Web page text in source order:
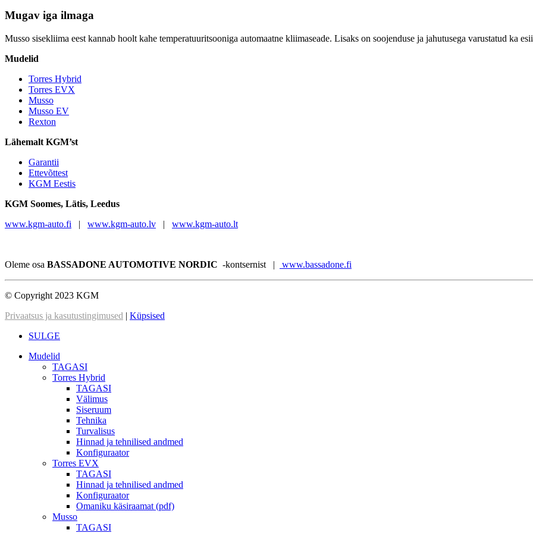
Mugav iga ilmaga
Musso sisekliima eest kannab hoolt kahe temperatuuritsooniga automaatne kliimaseade. Lisaks on soojenduse ja jahutusega varustatud ka
Mudelid
Torres Hybrid
Torres EVX
Musso
Musso EV
Rexton
Lähemalt KGM’st
Garantii
Ettevõttest
KGM Eestis
KGM Soomes, Lätis, Leedus
www.kgm-auto.fi | www.kgm-auto.lv | www.kgm-auto.lt
Oleme osa BASSADONE AUTOMOTIVE NORDIC -kontsernist | www.bassadone.fi
© Copyright 2023 KGM
Privaatsus ja kasutustingimused | Küpsised
SULGE
Mudelid
TAGASI
Torres Hybrid
TAGASI
Välimus
Siseruum
Tehnika
Turvalisus
Hinnad ja tehnilised andmed
Konfiguraator
Torres EVX
TAGASI
Hinnad ja tehnilised andmed
Konfiguraator
Omaniku käsiraamat (pdf)
Musso
TAGASI